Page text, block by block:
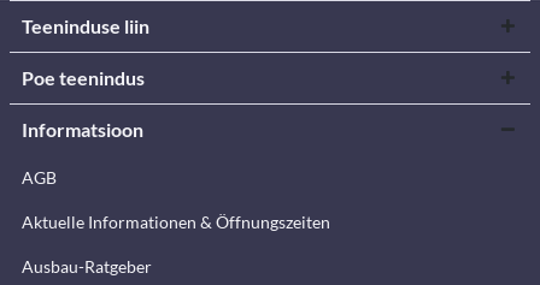
Teeninduse liin
Poe teenindus
Informatsioon
AGB
Aktuelle Informationen & Öffnungszeiten
Ausbau-Ratgeber